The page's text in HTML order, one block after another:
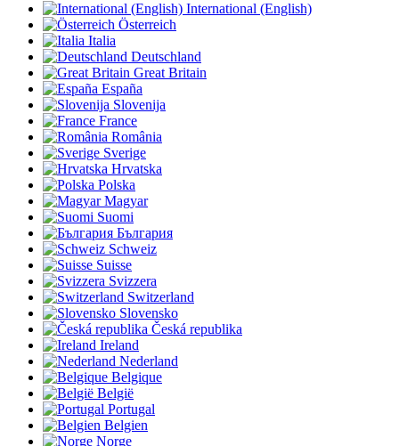
International (English)
Österreich
Italia
Deutschland
Great Britain
España
Slovenija
France
România
Sverige
Hrvatska
Polska
Magyar
Suomi
България
Schweiz
Suisse
Svizzera
Switzerland
Slovensko
Česká republika
Ireland
Nederland
Belgique
België
Portugal
Belgien
Norge